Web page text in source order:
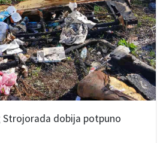
Strojorada dobija potpuno